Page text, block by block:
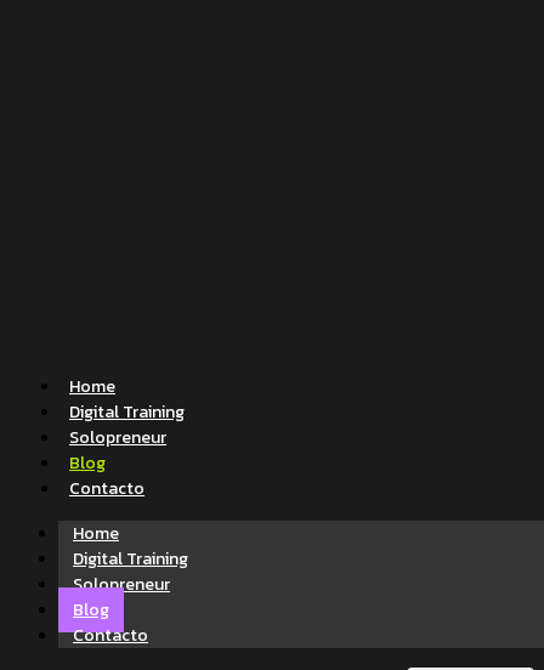
Home
Digital Training
Solopreneur
Blog
Contacto
Home
Digital Training
Solopreneur
Blog
Contacto